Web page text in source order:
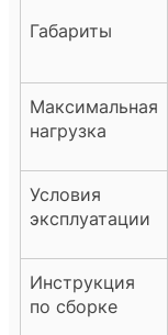
Габариты
Максимальная
нагрузка
Условия
эксплуатации
Инструкция
по сборке